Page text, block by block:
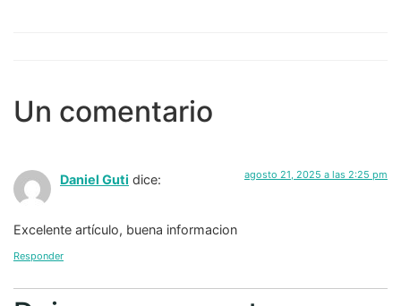
Un comentario
Daniel Guti dice: agosto 21, 2025 a las 2:25 pm
Excelente artículo, buena informacion
Responder